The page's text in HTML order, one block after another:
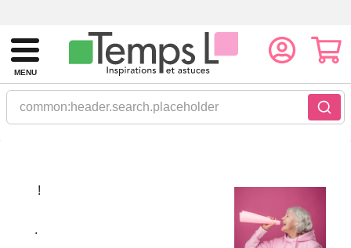
MENU
common:header.search.placeholder
!
.